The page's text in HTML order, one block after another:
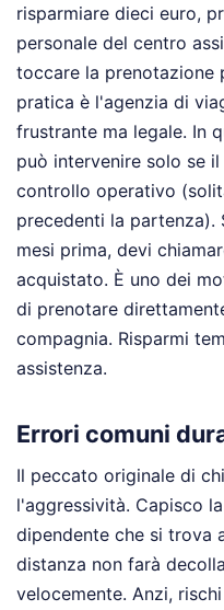
risparmiare dieci euro,
personale del centro
toccare la prenotazione
pratica è l'agenzia di
frustrante ma legale. In
può intervenire solo se
controllo operativo
precedenti la partenza).
mesi prima, devi
acquistato. È uno dei
di prenotare
compagnia. Risparmi
assistenza.
Errori comuni
Il peccato originale di
l'aggressività. Capisco
dipendente che si trova
distanza non farà
velocemente. Anzi,